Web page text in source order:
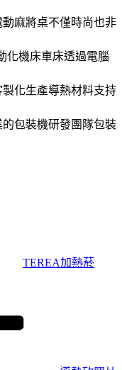
麻將桌不僅時尚也非
化機床車床透過電腦
化生產導熱材料支持
包裝機研發團隊包裝
TEREA加熱菸